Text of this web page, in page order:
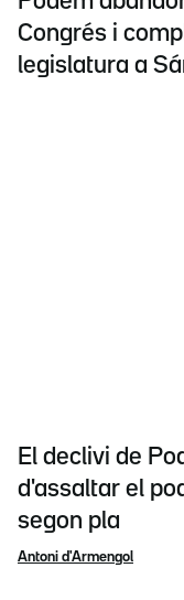
Congrés i
legislatura a
El declivi de
d'assaltar el
segon pla
Antoni d'Armengol